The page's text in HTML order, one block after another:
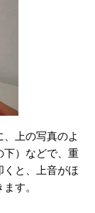
上の写真のよ
）などで、 重
と、 上音がほ
す。